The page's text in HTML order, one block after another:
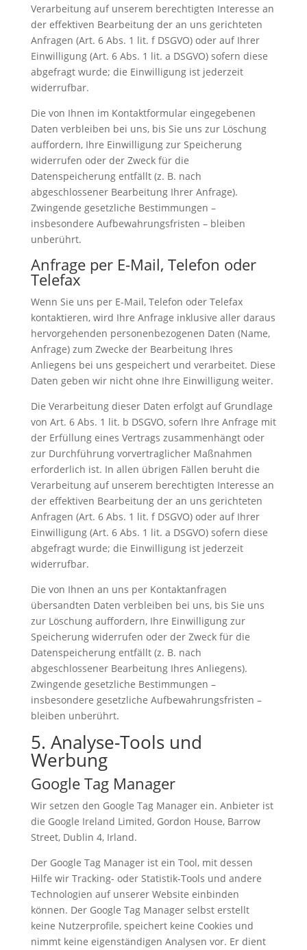
Verarbeitung auf unserem berechtigten Interesse an
der effektiven Bearbeitung der an uns gerichteten
Anfragen (Art. 6 Abs. 1 lit. f DSGVO) oder auf Ihrer
Einwilligung (Art. 6 Abs. 1 lit. a DSGVO) sofern diese
abgefragt wurde; die Einwilligung ist jederzeit
widerrufbar.
Die von Ihnen im Kontaktformular eingegebenen
Daten verbleiben bei uns, bis Sie uns zur Löschung
auffordern, Ihre Einwilligung zur Speicherung
widerrufen oder der Zweck für die
Datenspeicherung entfällt (z. B. nach
abgeschlossener Bearbeitung Ihrer Anfrage).
Zwingende gesetzliche Bestimmungen –
insbesondere Aufbewahrungsfristen – bleiben
unberührt.
Anfrage per E-Mail, Telefon oder
Telefax
Wenn Sie uns per E-Mail, Telefon oder Telefax
kontaktieren, wird Ihre Anfrage inklusive aller daraus
hervorgehenden personenbezogenen Daten (Name,
Anfrage) zum Zwecke der Bearbeitung Ihres
Anliegens bei uns gespeichert und verarbeitet. Diese
Daten geben wir nicht ohne Ihre Einwilligung weiter.
Die Verarbeitung dieser Daten erfolgt auf Grundlage
von Art. 6 Abs. 1 lit. b DSGVO, sofern Ihre Anfrage mit
der Erfüllung eines Vertrags zusammenhängt oder
zur Durchführung vorvertraglicher Maßnahmen
erforderlich ist. In allen übrigen Fällen beruht die
Verarbeitung auf unserem berechtigten Interesse an
der effektiven Bearbeitung der an uns gerichteten
Anfragen (Art. 6 Abs. 1 lit. f DSGVO) oder auf Ihrer
Einwilligung (Art. 6 Abs. 1 lit. a DSGVO) sofern diese
abgefragt wurde; die Einwilligung ist jederzeit
widerrufbar.
Die von Ihnen an uns per Kontaktanfragen
übersandten Daten verbleiben bei uns, bis Sie uns
zur Löschung auffordern, Ihre Einwilligung zur
Speicherung widerrufen oder der Zweck für die
Datenspeicherung entfällt (z. B. nach
abgeschlossener Bearbeitung Ihres Anliegens).
Zwingende gesetzliche Bestimmungen –
insbesondere gesetzliche Aufbewahrungsfristen –
bleiben unberührt.
5. Analyse-Tools und
Werbung
Google Tag Manager
Wir setzen den Google Tag Manager ein. Anbieter ist
die Google Ireland Limited, Gordon House, Barrow
Street, Dublin 4, Irland.
Der Google Tag Manager ist ein Tool, mit dessen
Hilfe wir Tracking- oder Statistik-Tools und andere
Technologien auf unserer Website einbinden
können. Der Google Tag Manager selbst erstellt
keine Nutzerprofile, speichert keine Cookies und
nimmt keine eigenständigen Analysen vor. Er dient